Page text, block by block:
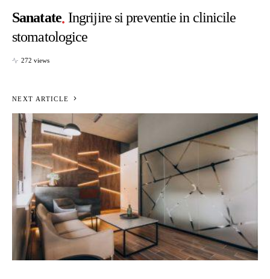
Sanatate Ingrijire si preventie in clinicile
stomatologice
272 views
NEXT ARTICLE